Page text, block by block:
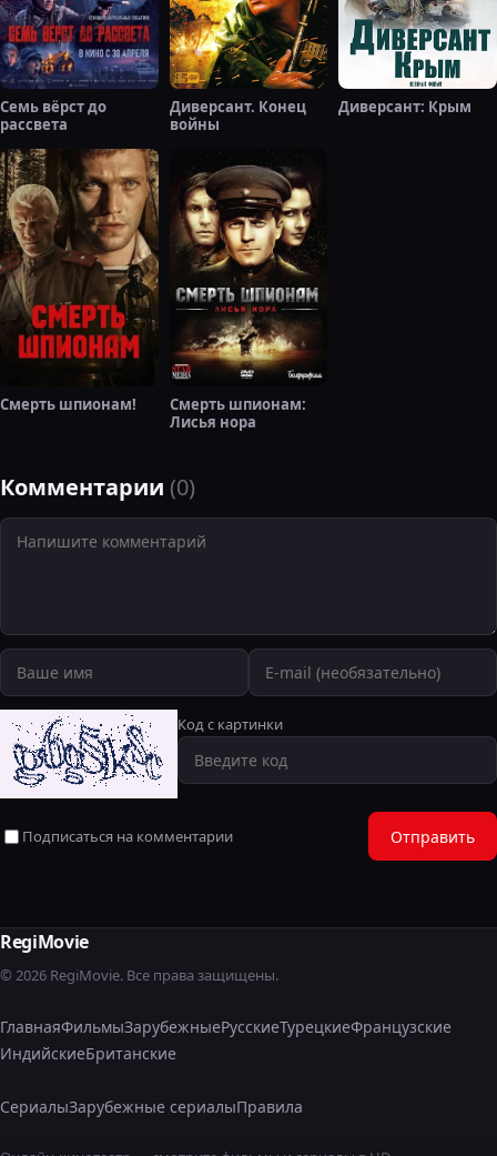
Семь вёрст до
рассвета
Диверсант. Конец
войны
Диверсант: Крым
Смерть шпионам!
Смерть шпионам:
Лисья нора
Комментарии (0)
Код с картинки
Подписаться на комментарии Отправить
RegiMovie
© 2026 RegiMovie. Все права защищены.
ГлавнаяФильмыЗарубежныеРусскиеТурецкиеФранцузские
ИндийскиеБританские
СериалыЗарубежные сериалыПравила